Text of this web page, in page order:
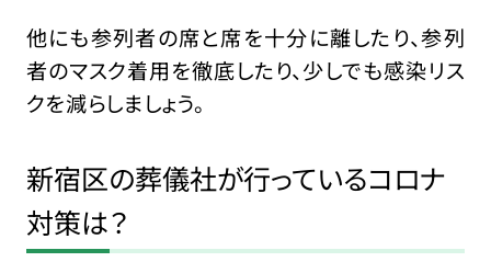
他にも参列者の席と席を十分に離したり、参列
者のマスク着用を徹底したり、少しでも感染リス
クを減らしましょう。
新宿区の葬儀社が行っているコロナ
対策は？